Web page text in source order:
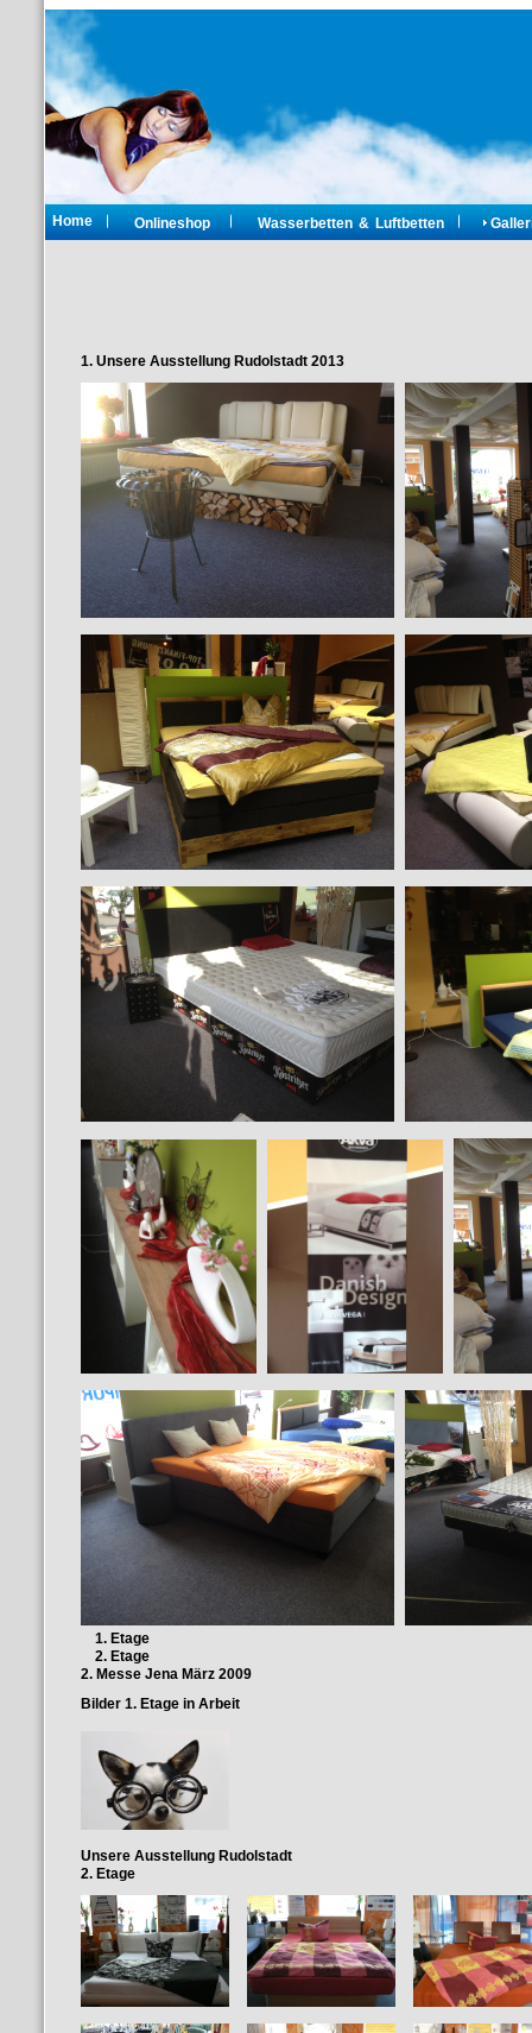
Home Onlineshop Wasserbetten & Luftbetten
1. Unsere Ausstellung Rudolstadt 2013
1. Etage
2. Etage
2. Messe Jena März 2009
Bilder 1. Etage in Arbeit
Unsere Ausstellung Rudolstadt
2. Etage